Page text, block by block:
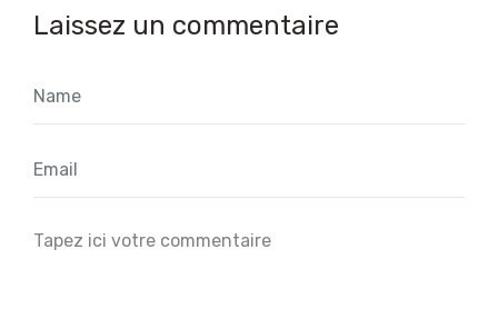
Laissez un commentaire